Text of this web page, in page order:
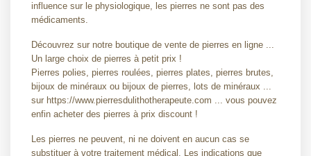
influence sur le physiologique, les pierres ne sont pas des
médicaments.
Découvrez sur notre boutique de vente de pierres en ligne ...
Un large choix de pierres à petit prix !
Pierres polies, pierres roulées, pierres plates, pierres brutes,
bijoux de minéraux ou bijoux de pierres, lots de minéraux ...
sur https://www.pierresdulithotherapeute.com ... vous pouvez
enfin acheter des pierres à prix discount !
Les pierres ne peuvent, ni ne doivent en aucun cas se
substituer à votre traitement médical. Les indications que